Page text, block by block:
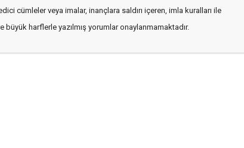
cümleler veya imalar, inançlara saldırı içeren, imla kuralları ile
büyük harflerle yazılmış yorumlar onaylanmamaktadır.